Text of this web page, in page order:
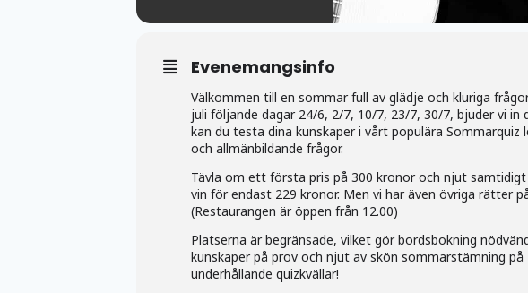
Evenemangsinfo
Välkommen till en sommar full av glädje och kluriga
juli följande dagar 24/6, 2/7, 10/7, 23/7, 30/7, bjuder vi
kan du testa dina kunskaper i vårt populära
och allmänbildande frågor.
Tävla om ett första pris på 300 kronor och njut
vin för endast 229 kronor. Men vi har även övriga rätter
(Restaurangen är öppen från 12.00)
Platserna är begränsade, vilket gör bordsbokning
kunskaper på prov och njut av skön sommarstämning
underhållande quizkvällar!